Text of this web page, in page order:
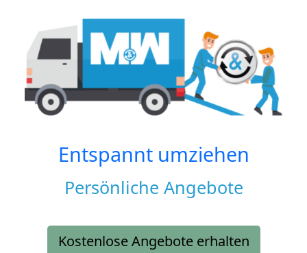
Entspannt umziehen
Persönliche Angebote
Kostenlose Angebote erhalten